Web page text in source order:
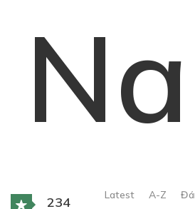
234
Latest A-Z